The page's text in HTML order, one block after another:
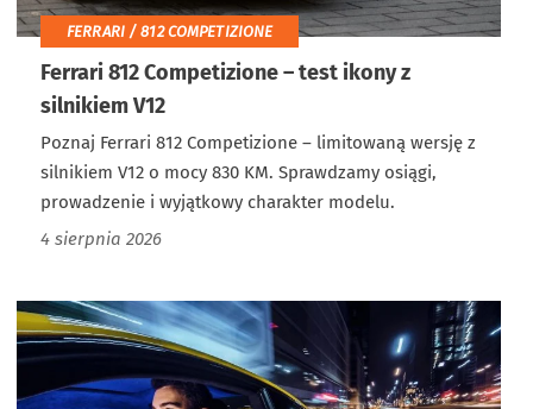
FERRARI / 812 COMPETIZIONE
Ferrari 812 Competizione – test ikony z
silnikiem V12
Poznaj Ferrari 812 Competizione – limitowaną wersję z
silnikiem V12 o mocy 830 KM. Sprawdzamy osiągi,
prowadzenie i wyjątkowy charakter modelu.
4 sierpnia 2026